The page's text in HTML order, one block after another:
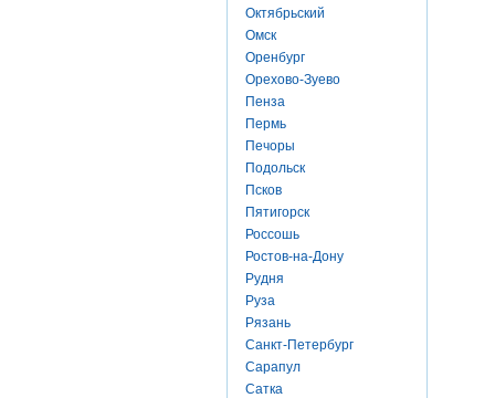
Октябрьский
Омск
Оренбург
Орехово-Зуево
Пенза
Пермь
Печоры
Подольск
Псков
Пятигорск
Россошь
Ростов-на-Дону
Рудня
Руза
Рязань
Санкт-Петербург
Сарапул
Сатка